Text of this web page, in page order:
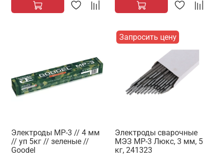
Электроды МР-3 // 4 мм
// уп 5кг // зеленые //
Goodel
Запросить цену
Электроды сварочные
МЭЗ МР-3 Люкс, 3 мм, 5
кг, 241323